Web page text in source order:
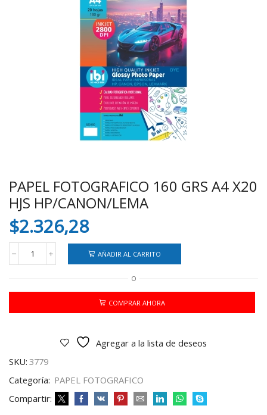
PAPEL FOTOGRAFICO 160 GRS A4 X20
HJS HP/CANON/LEMA
$2.326,28
PAPEL
GRS
X20
cantidad
AÑADIR AL CARRITO
O
COMPRAR AHORA
Agregar a la lista de deseos
SKU: 3779
Categoría: PAPEL FOTOGRAFICO
Compartir: